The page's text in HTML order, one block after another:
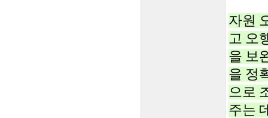
자원
고 오
을 보
을 정
으로
주는